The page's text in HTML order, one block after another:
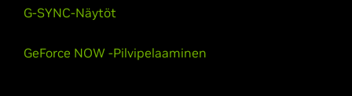
G-SYNC-Näytöt
GeForce NOW -Pilvipelaaminen